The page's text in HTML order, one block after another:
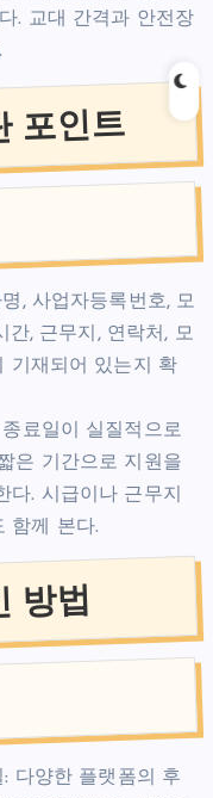
. 교대 간격과 안전장
포인트
, 사업자등록번호, 모
간, 근무지, 연락처, 모
기재되어 있는지 확
료일이 실질적으로
은 기간으로 지원을
다. 시급이나 근무지
함께 본다.
방법
다양한 플랫폼의 후